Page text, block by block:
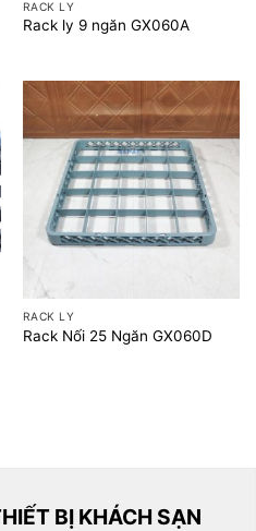
RACK LY
Rack ly 9 ngăn GX060A
RACK LY
Rack Nối 25 Ngăn GX060D
BỊ KHÁCH SẠN